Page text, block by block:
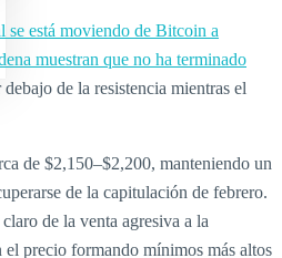
se está moviendo de Bitcoin a
muestran que no ha terminado
de la resistencia mientras el
de $2,150–$2,200, manteniendo un
de la capitulación de febrero.
de la venta agresiva a la
precio formando mínimos más altos